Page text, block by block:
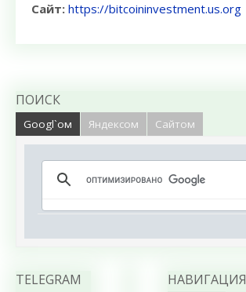
Сайт: https://bitcoininvestment.us.org
ПОИСК
Googl`ом Яндексом Сайтом
TELEGRAM НАВИГАЦИЯ